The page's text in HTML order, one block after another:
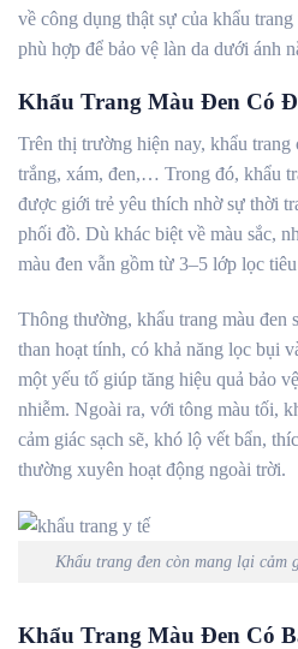
về công dụng thật sự của khẩu
phù hợp để bảo vệ làn da dưới ánh
Khẩu Trang Màu Đen Có
Trên thị trường hiện nay, khẩu trang
trắng, xám, đen,… Trong đó, khẩu
được giới trẻ yêu thích nhờ sự thời
phối đồ. Dù khác biệt về màu sắc,
màu đen vẫn gồm từ 3–5 lớp lọc
Thông thường, khẩu trang màu đen
than hoạt tính, có khả năng lọc bụi
một yếu tố giúp tăng hiệu quả bảo
nhiễm. Ngoài ra, với tông màu tối,
cảm giác sạch sẽ, khó lộ vết bẩn,
thường xuyên hoạt động ngoài trời.
Khẩu trang đen còn mang lại cảm
Khẩu Trang Màu Đen Có